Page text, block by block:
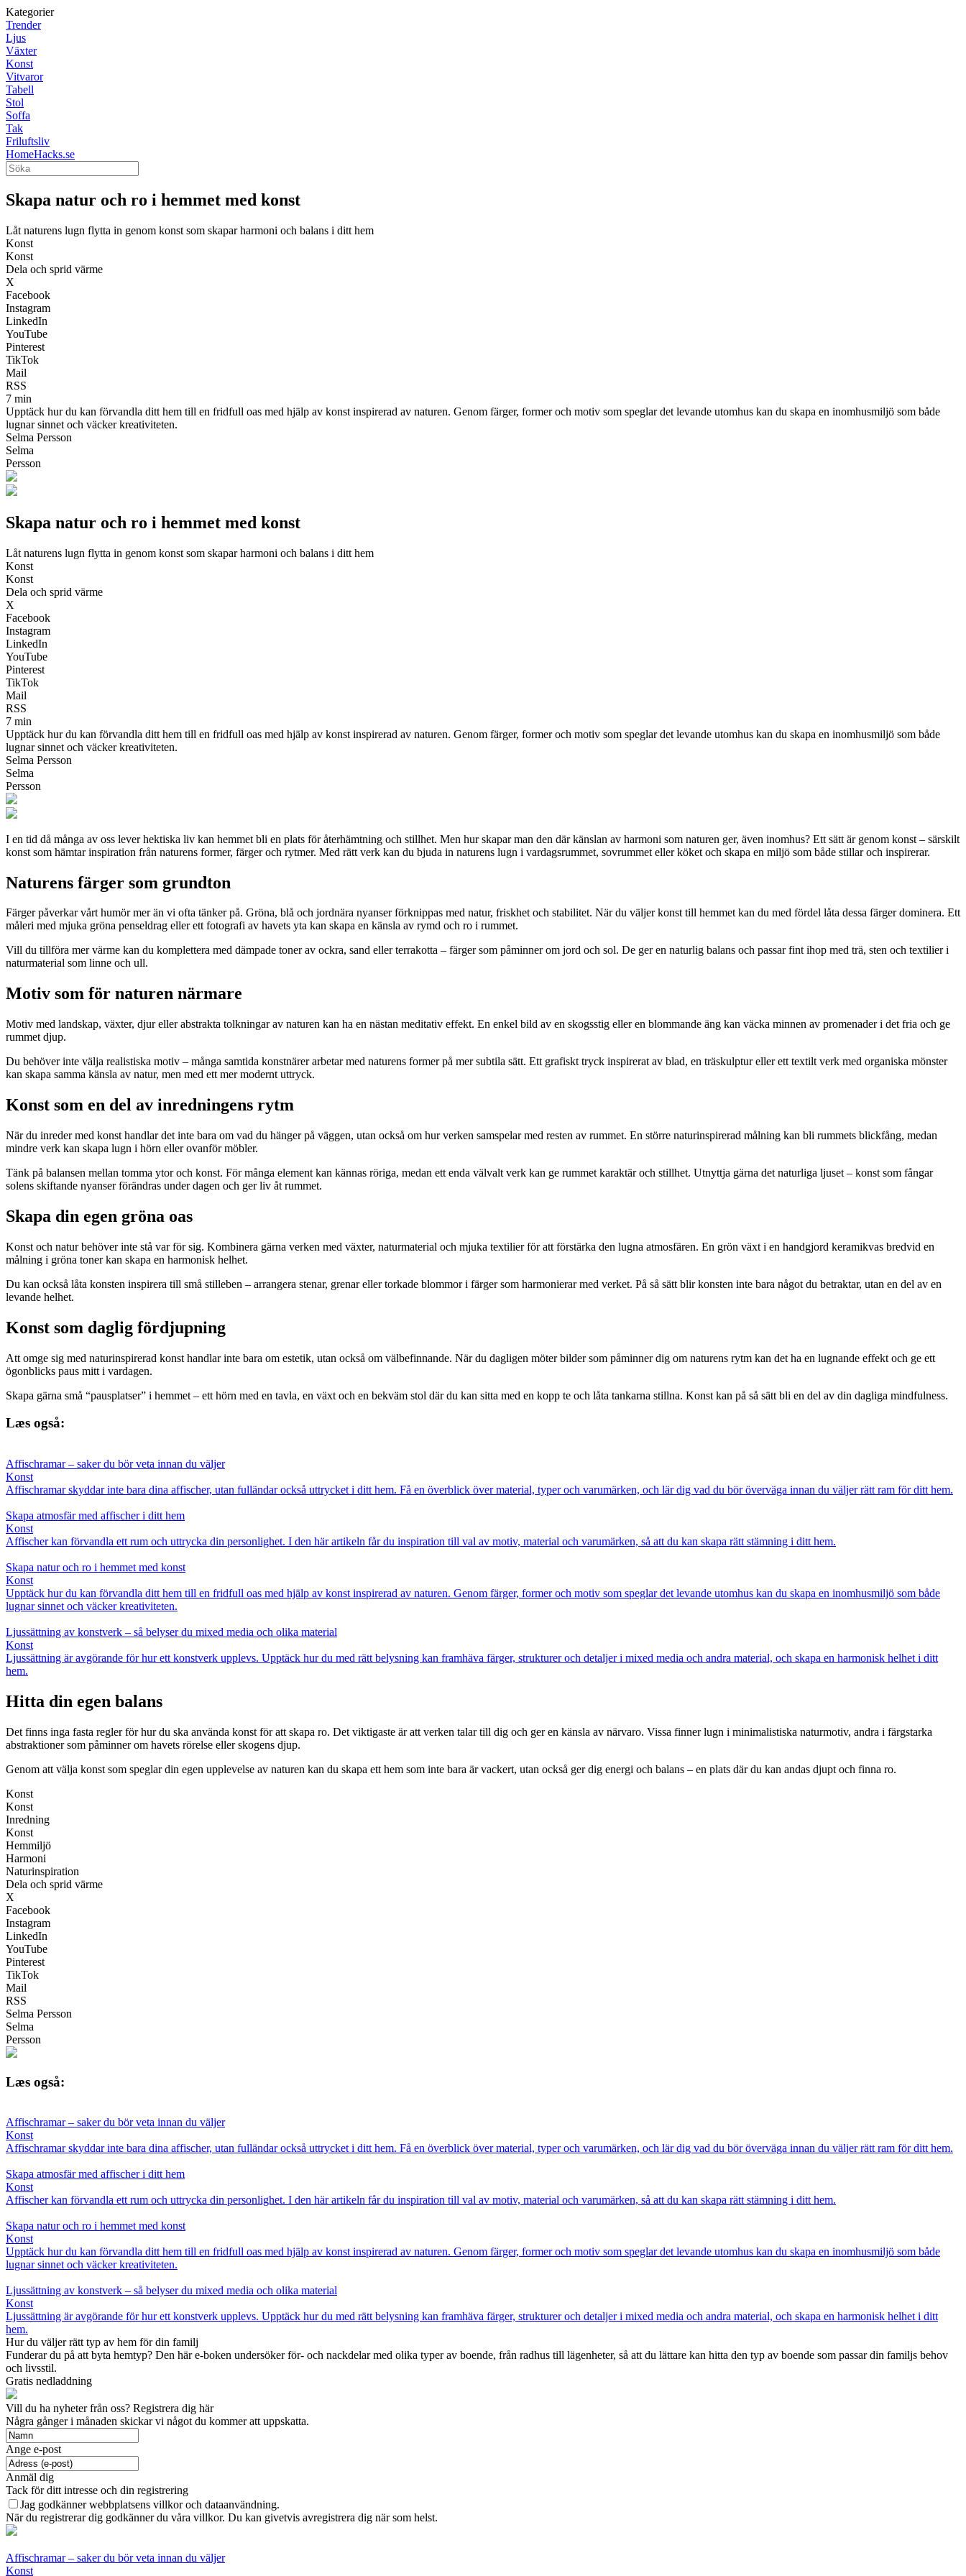
Kategorier
Trender
Ljus
Växter
Konst
Vitvaror
Tabell
Stol
Soffa
Tak
Friluftsliv
HomeHacks.se
Skapa natur och ro i hemmet med konst
Låt naturens lugn flytta in genom konst som skapar harmoni och balans i ditt hem
Konst
Konst
Dela och sprid värme
X
Facebook
Instagram
LinkedIn
YouTube
Pinterest
TikTok
Mail
RSS
7 min
Upptäck hur du kan förvandla ditt hem till en fridfull oas med hjälp av konst inspirerad av naturen. Genom färger, former och motiv som speglar det levande utomhus kan du skapa en inomhusmiljö som både
lugnar sinnet och väcker kreativiteten.
Selma Persson
Selma
Persson
Skapa natur och ro i hemmet med konst
Låt naturens lugn flytta in genom konst som skapar harmoni och balans i ditt hem
Konst
Konst
Dela och sprid värme
X
Facebook
Instagram
LinkedIn
YouTube
Pinterest
TikTok
Mail
RSS
7 min
Upptäck hur du kan förvandla ditt hem till en fridfull oas med hjälp av konst inspirerad av naturen. Genom färger, former och motiv som speglar det levande utomhus kan du skapa en inomhusmiljö som både
lugnar sinnet och väcker kreativiteten.
Selma Persson
Selma
Persson
I en tid då många av oss lever hektiska liv kan hemmet bli en plats för återhämtning och stillhet. Men hur skapar man den där känslan av harmoni som naturen ger, även inomhus? Ett sätt är genom konst – särskilt
konst som hämtar inspiration från naturens former, färger och rytmer. Med rätt verk kan du bjuda in naturens lugn i vardagsrummet, sovrummet eller köket och skapa en miljö som både stillar och inspirerar.
Naturens färger som grundton
Färger påverkar vårt humör mer än vi ofta tänker på. Gröna, blå och jordnära nyanser förknippas med natur, friskhet och stabilitet. När du väljer konst till hemmet kan du med fördel låta dessa färger dominera. Ett
måleri med mjuka gröna penseldrag eller ett fotografi av havets yta kan skapa en känsla av rymd och ro i rummet.
Vill du tillföra mer värme kan du komplettera med dämpade toner av ockra, sand eller terrakotta – färger som påminner om jord och sol. De ger en naturlig balans och passar fint ihop med trä, sten och textilier i
naturmaterial som linne och ull.
Motiv som för naturen närmare
Motiv med landskap, växter, djur eller abstrakta tolkningar av naturen kan ha en nästan meditativ effekt. En enkel bild av en skogsstig eller en blommande äng kan väcka minnen av promenader i det fria och ge
rummet djup.
Du behöver inte välja realistiska motiv – många samtida konstnärer arbetar med naturens former på mer subtila sätt. Ett grafiskt tryck inspirerat av blad, en träskulptur eller ett textilt verk med organiska mönster
kan skapa samma känsla av natur, men med ett mer modernt uttryck.
Konst som en del av inredningens rytm
När du inreder med konst handlar det inte bara om vad du hänger på väggen, utan också om hur verken samspelar med resten av rummet. En större naturinspirerad målning kan bli rummets blickfång, medan
mindre verk kan skapa lugn i hörn eller ovanför möbler.
Tänk på balansen mellan tomma ytor och konst. För många element kan kännas röriga, medan ett enda välvalt verk kan ge rummet karaktär och stillhet. Utnyttja gärna det naturliga ljuset – konst som fångar
solens skiftande nyanser förändras under dagen och ger liv åt rummet.
Skapa din egen gröna oas
Konst och natur behöver inte stå var för sig. Kombinera gärna verken med växter, naturmaterial och mjuka textilier för att förstärka den lugna atmosfären. En grön växt i en handgjord keramikvas bredvid en
målning i gröna toner kan skapa en harmonisk helhet.
Du kan också låta konsten inspirera till små stilleben – arrangera stenar, grenar eller torkade blommor i färger som harmonierar med verket. På så sätt blir konsten inte bara något du betraktar, utan en del av en
levande helhet.
Konst som daglig fördjupning
Att omge sig med naturinspirerad konst handlar inte bara om estetik, utan också om välbefinnande. När du dagligen möter bilder som påminner dig om naturens rytm kan det ha en lugnande effekt och ge ett
ögonblicks paus mitt i vardagen.
Skapa gärna små “pausplatser” i hemmet – ett hörn med en tavla, en växt och en bekväm stol där du kan sitta med en kopp te och låta tankarna stillna. Konst kan på så sätt bli en del av din dagliga mindfulness.
Læs også:
Affischramar – saker du bör veta innan du väljer
Konst
Affischramar skyddar inte bara dina affischer, utan fulländar också uttrycket i ditt hem. Få en överblick över material, typer och varumärken, och lär dig vad du bör överväga innan du väljer rätt ram för ditt hem.
Skapa atmosfär med affischer i ditt hem
Konst
Affischer kan förvandla ett rum och uttrycka din personlighet. I den här artikeln får du inspiration till val av motiv, material och varumärken, så att du kan skapa rätt stämning i ditt hem.
Skapa natur och ro i hemmet med konst
Konst
Upptäck hur du kan förvandla ditt hem till en fridfull oas med hjälp av konst inspirerad av naturen. Genom färger, former och motiv som speglar det levande utomhus kan du skapa en inomhusmiljö som både
lugnar sinnet och väcker kreativiteten.
Ljussättning av konstverk – så belyser du mixed media och olika material
Konst
Ljussättning är avgörande för hur ett konstverk upplevs. Upptäck hur du med rätt belysning kan framhäva färger, strukturer och detaljer i mixed media och andra material, och skapa en harmonisk helhet i ditt
hem.
Hitta din egen balans
Det finns inga fasta regler för hur du ska använda konst för att skapa ro. Det viktigaste är att verken talar till dig och ger en känsla av närvaro. Vissa finner lugn i minimalistiska naturmotiv, andra i färgstarka
abstraktioner som påminner om havets rörelse eller skogens djup.
Genom att välja konst som speglar din egen upplevelse av naturen kan du skapa ett hem som inte bara är vackert, utan också ger dig energi och balans – en plats där du kan andas djupt och finna ro.
Konst
Konst
Inredning
Konst
Hemmiljö
Harmoni
Naturinspiration
Dela och sprid värme
X
Facebook
Instagram
LinkedIn
YouTube
Pinterest
TikTok
Mail
RSS
Selma Persson
Selma
Persson
Læs også:
Affischramar – saker du bör veta innan du väljer
Konst
Affischramar skyddar inte bara dina affischer, utan fulländar också uttrycket i ditt hem. Få en överblick över material, typer och varumärken, och lär dig vad du bör överväga innan du väljer rätt ram för ditt hem.
Skapa atmosfär med affischer i ditt hem
Konst
Affischer kan förvandla ett rum och uttrycka din personlighet. I den här artikeln får du inspiration till val av motiv, material och varumärken, så att du kan skapa rätt stämning i ditt hem.
Skapa natur och ro i hemmet med konst
Konst
Upptäck hur du kan förvandla ditt hem till en fridfull oas med hjälp av konst inspirerad av naturen. Genom färger, former och motiv som speglar det levande utomhus kan du skapa en inomhusmiljö som både
lugnar sinnet och väcker kreativiteten.
Ljussättning av konstverk – så belyser du mixed media och olika material
Konst
Ljussättning är avgörande för hur ett konstverk upplevs. Upptäck hur du med rätt belysning kan framhäva färger, strukturer och detaljer i mixed media och andra material, och skapa en harmonisk helhet i ditt
hem.
Hur du väljer rätt typ av hem för din familj
Funderar du på att byta hemtyp? Den här e-boken undersöker för- och nackdelar med olika typer av boende, från radhus till lägenheter, så att du lättare kan hitta den typ av boende som passar din familjs behov
och livsstil.
Gratis nedladdning
Vill du ha nyheter från oss? Registrera dig här
Några gånger i månaden skickar vi något du kommer att uppskatta.
Ange e-post
Anmäl dig
Tack för ditt intresse och din registrering
Jag godkänner webbplatsens villkor och dataanvändning.
När du registrerar dig godkänner du våra villkor. Du kan givetvis avregistrera dig när som helst.
Affischramar – saker du bör veta innan du väljer
Konst